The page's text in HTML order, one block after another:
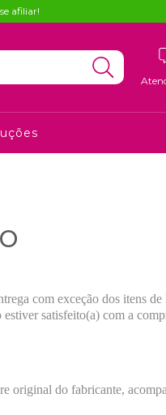
afiliar!
com exceção dos itens
satisfeito(a) com a
original do fabricante,